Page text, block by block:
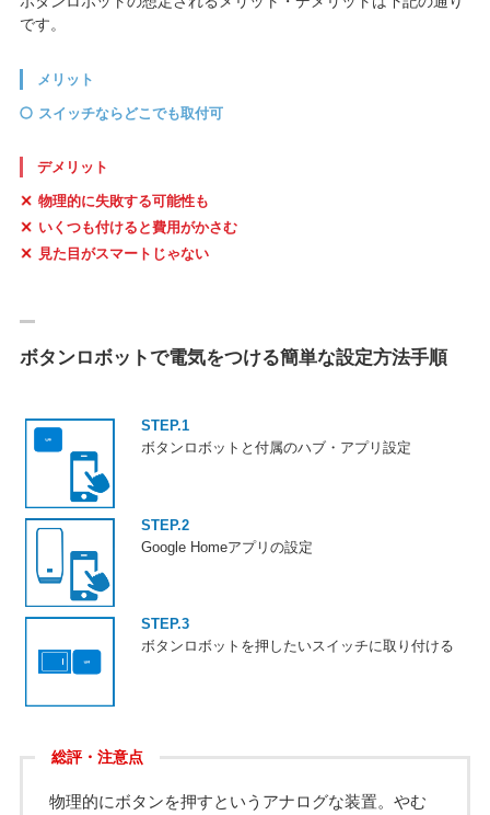
です。
メリット
スイッチならどこでも取付可
デメリット
物理的に失敗する可能性も
いくつも付けると費用がかさむ
見た目がスマートじゃない
ボタンロボットで電気をつける簡単な設定方法手順
STEP.1
ボタンロボットと付属のハブ・アプリ設定
STEP.2
Google Homeアプリの設定
STEP.3
ボタンロボットを押したいスイッチに取り付ける
総評・注意点
物理的にボタンを押すというアナログな装置。やむ